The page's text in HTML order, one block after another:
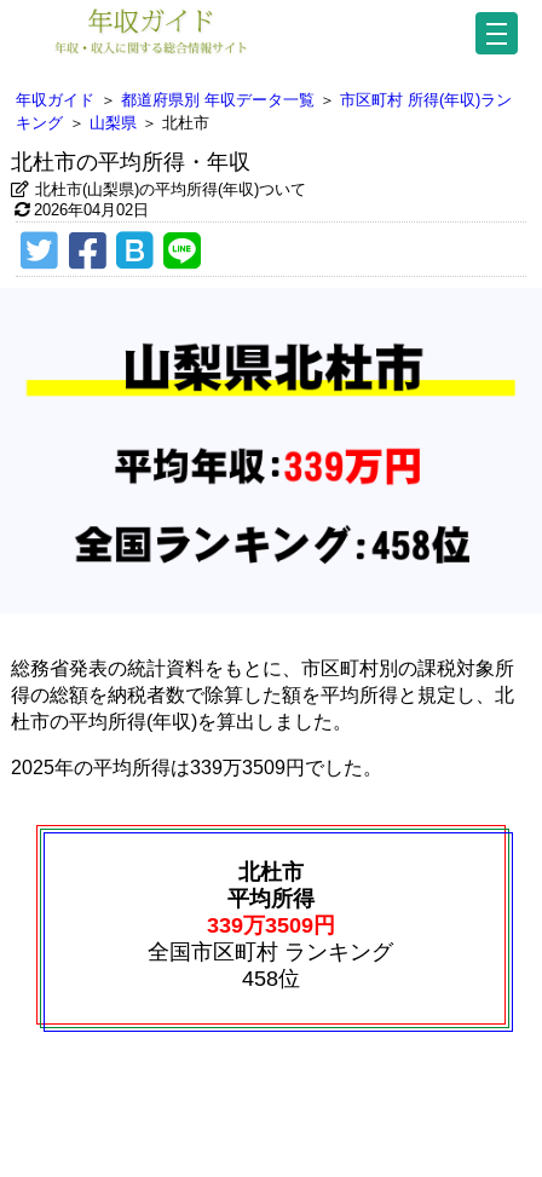
年収ガイド ＞ 都道府県別 年収データ一覧 ＞ 市区町村 所得(年収)ラン
キング ＞ 山梨県 ＞ 北杜市
北杜市の平均所得・年収
北杜市(山梨県)の平均所得(年収)ついて
2026年04月02日
総務省発表の統計資料をもとに、市区町村別の課税対象所
得の総額を納税者数で除算した額を平均所得と規定し、北
杜市の平均所得(年収)を算出しました。
2025年の平均所得は339万3509円でした。
北杜市
平均所得
339万3509円
全国市区町村 ランキング
458位